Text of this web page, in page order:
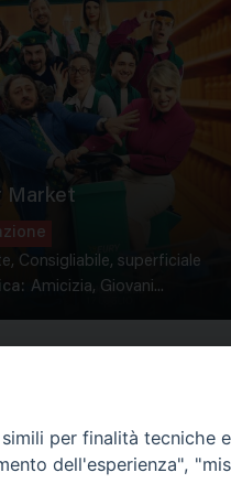
Market
Consigliabile, superficiale
Amicizia, Giovani...
per finalità tecniche
dell'esperienza",